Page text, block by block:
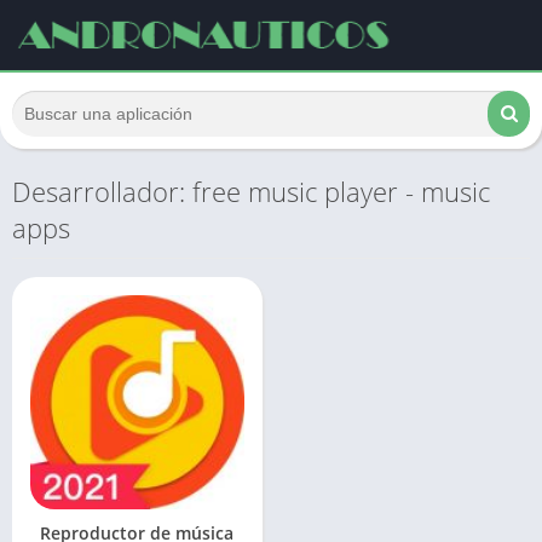
Desarrollador: free music player - music
apps
Reproductor de música